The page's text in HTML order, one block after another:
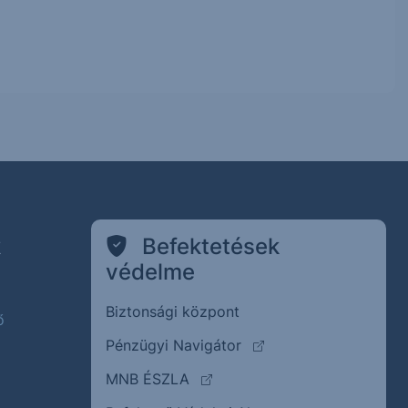
Befektetések
védelme
Biztonsági központ
Pénzügyi Navigátor
(külső oldalra ugrik)
MNB ÉSZLA
(külső oldalra ugrik)